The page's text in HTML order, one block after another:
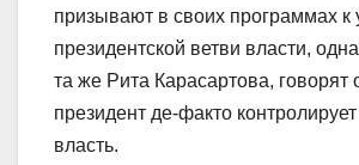
призывают в своих программах к
президентской ветви власти,
та же Рита Карасартова, говорят
президент де-факто
власть.